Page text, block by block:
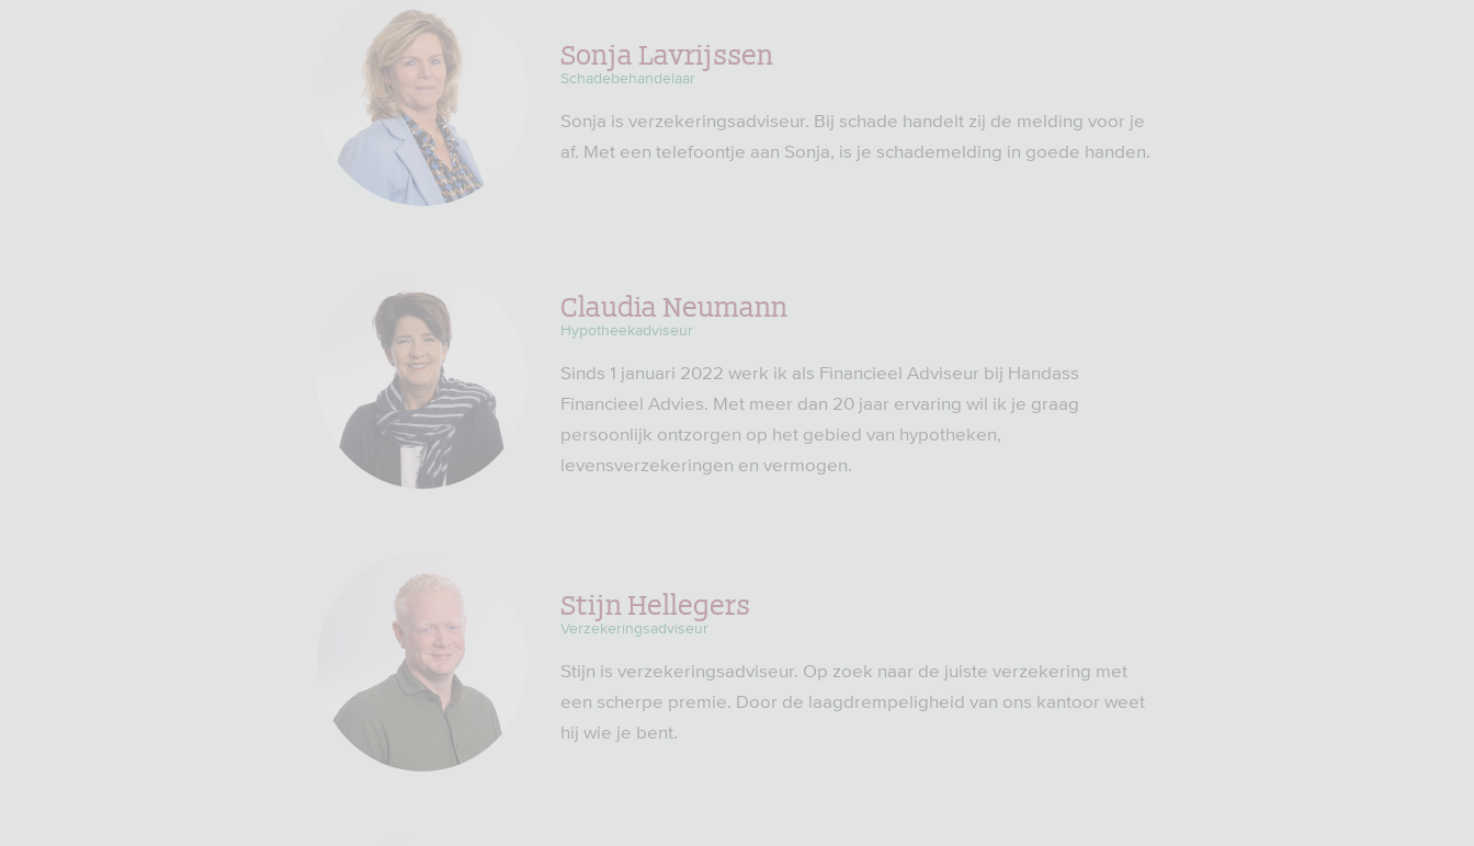
Sonja Lavrijssen
Schadebehandelaar
Sonja is verzekeringsadviseur. Bij schade handelt zij de melding voor je
af. Met een telefoontje aan Sonja, is je schademelding in goede handen.
Claudia Neumann
Hypotheekadviseur
Sinds 1 januari 2022 werk ik als Financieel Adviseur bij Handass
Financieel Advies. Met meer dan 20 jaar ervaring wil ik je graag
persoonlijk ontzorgen op het gebied van hypotheken,
levensverzekeringen en vermogen.
Stijn Hellegers
Verzekeringsadviseur
Stijn is verzekeringsadviseur. Op zoek naar de juiste verzekering met
een scherpe premie. Door de laagdrempeligheid van ons kantoor weet
hij wie je bent.